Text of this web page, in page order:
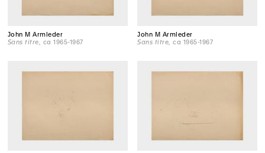
John M Armleder
Sans titre , ca 1965-1967
John M Armleder
Sans titre , ca 1965-1967